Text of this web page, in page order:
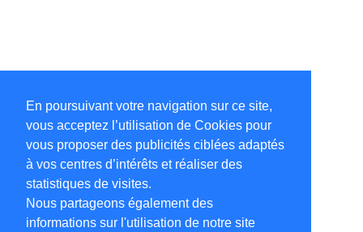
En poursuivant votre navigation sur ce site,
vous acceptez l’utilisation de Cookies pour
vous proposer des publicités ciblées adaptés
à vos centres d’intérêts et réaliser des
statistiques de visites.
Nous partageons également des
informations sur l'utilisation de notre site